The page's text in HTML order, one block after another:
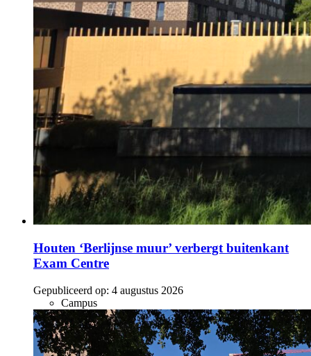
Houten ‘Berlijnse muur’ verbergt buitenkant
Exam Centre
Gepubliceerd op: 4 augustus 2026
Campus